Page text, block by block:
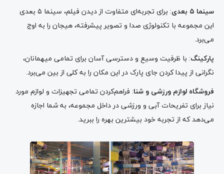
سینما ۵ بعدی
: برای تجربه‌ای متفاوت از دیدن فیلم، سینما ۵ بعدی
این مجموعه با تکنولوژی صدا و تصویر پیشرفته، هیجان را به اوج
می‌برد.
پارکینگ: با ظرفیت وسیع و دسترسی آسان برای تمامی میهمانان،
نگرانی از پیدا کردن جای پارک در این مکان را به کلی از بین می‌برد.
فروشگاه لوازم ورزشی و شنا: فراهم‌کردن تمامی تجهیزات و لوازم مورد
نیاز برای تفریحات آبی و ورزشی در داخل مجموعه، به شما اجازه
می‌دهد که از تجربه خود بیشترین بهره را ببرید.